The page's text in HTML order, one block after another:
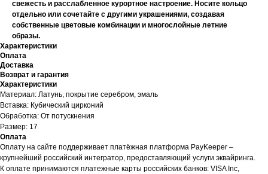
свежесть и расслабленное курортное настроение. Носите кольцо
отдельно или сочетайте с другими украшениями, создавая
собственные цветовые комбинации и многослойные летние
образы.
Характеристики
Оплата
Доставка
Возврат и гарантия
Характеристики
Материал: Латунь, покрытие серебром, эмаль
Вставка: Кубический цирконий
Обработка: От потускнения
Размер: 17
Оплата
Оплату на сайте поддерживает платёжная платформа PayKeeper –
крупнейший российский интегратор, предоставляющий услуги эквайринга.
К оплате принимаются платежные карты российских банков: VISA Inc,